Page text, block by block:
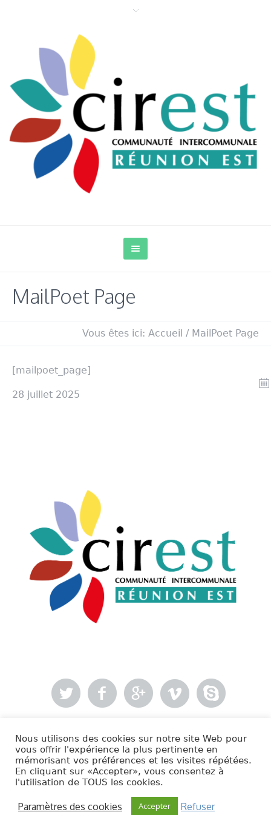
MailPoet Page
Vous êtes ici: Accueil / MailPoet Page
[mailpoet_page]
28 juillet 2025
- Mentions légales
Cirest © 2020 | Tous droits réservés.
Nous utilisons des cookies sur notre site Web pour
vous offrir l'expérience la plus pertinente en
mémorisant vos préférences et les visites répétées.
En cliquant sur «Accepter», vous consentez à
l'utilisation de TOUS les cookies.
Paramètres des cookies Accepter Refuser